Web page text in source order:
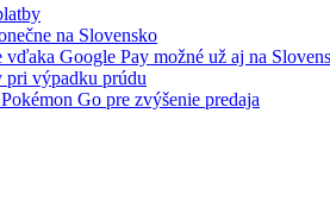
na Slovensko
vďaka Google Pay možné už aj na
výpadku prúdu
Go pre zvýšenie predaja